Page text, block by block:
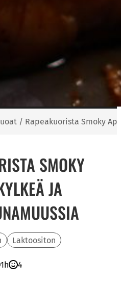
/ Rapeakuorista Smoky
SMOKY
JA
Laktoositon
1h 4